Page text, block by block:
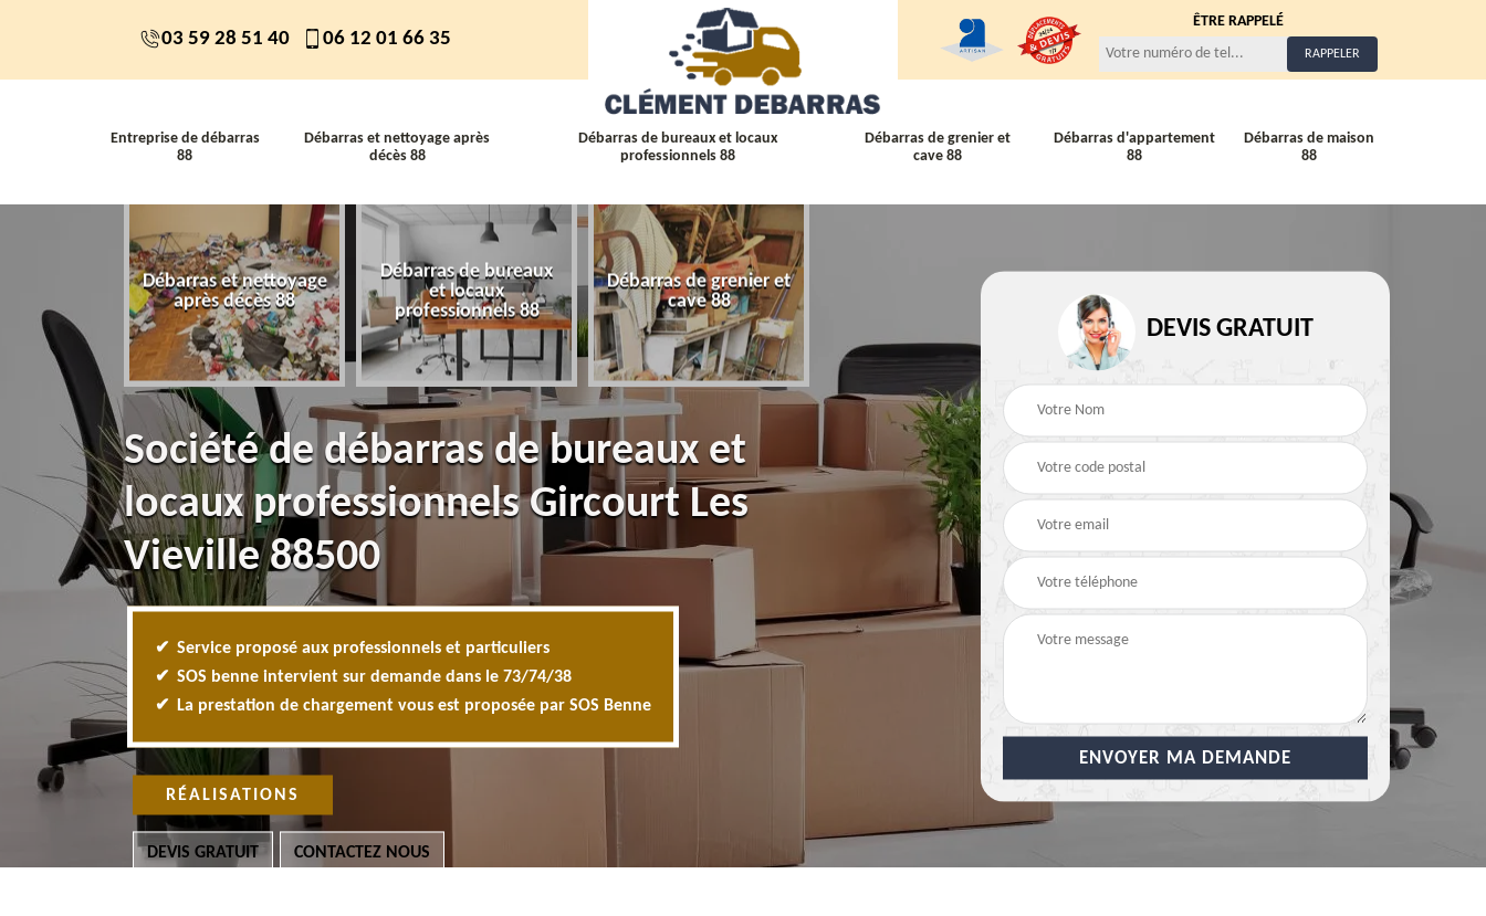
03 59 28 51 40 06 12 01 66 35
ÊTRE RAPPELÉ
Entreprise de débarras
88
Débarras et nettoyage après
décès 88
Débarras de bureaux et locaux
professionnels 88
Débarras de grenier et
cave 88
Débarras d'appartement
88
Débarras de maison
88
Débarras et nettoyage
après décès 88
Débarras de bureaux
et locaux
professionnels 88
Débarras de grenier et
cave 88
Débarras de maison 88
Entreprise de
Société de débarras de bureaux et
locaux professionnels Gircourt Les
Vieville 88500
Service proposé aux professionnels et particuliers
SOS benne intervient sur demande dans le 73/74/38
La prestation de chargement vous est proposée par SOS Benne
RÉALISATIONS
DEVIS GRATUIT CONTACTEZ NOUS
DEVIS GRATUIT